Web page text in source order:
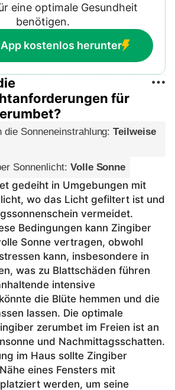
eine optimale Gesundheit
benötigen.
App kostenlos herunter
für
die Sonneneinstrahlung: Teilweise
Sonnenlicht: Volle Sonne
gedeiht in Umgebungen mit
wo das Licht gefiltert ist und
vermeidet.
Bedingungen kann Zingiber
Sonne vertragen, obwohl
kann, insbesondere in
was zu Blattschäden führen
intensive
die Blüte hemmen und die
lassen. Die optimale
zerumbet im Freien ist an
und Nachmittagsschatten.
im Haus sollte Zingiber
eines Fensters mit
werden, um seine